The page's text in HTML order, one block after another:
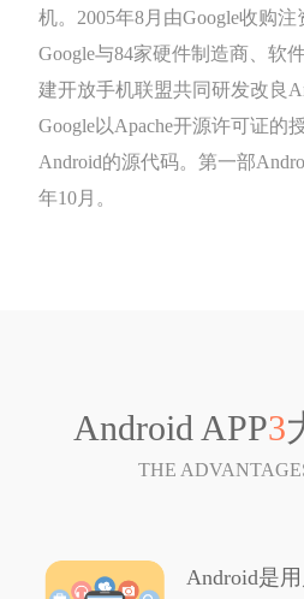
机。2005年8月由Google收购注
Google与84家硬件制造商、软
建开放手机联盟共同研发改良
Google以Apache开源许可证的
Android的源代码。第一部
年10月。
Android APP3
THE
Android是